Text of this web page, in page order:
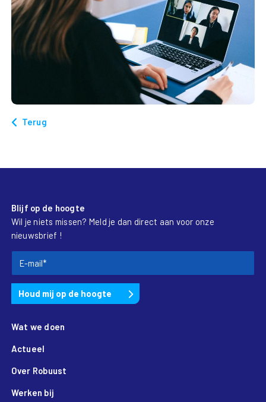
Terug
Blijf op de hoogte
Wil je niets missen? Meld je dan direct aan voor onze
nieuwsbrief !
Wat we doen
Actueel
Over Robuust
Werken bij